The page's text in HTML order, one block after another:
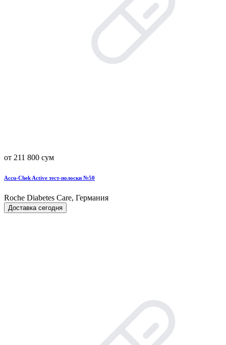
от 211 800 сум
Accu-Chek Active тест-полоски №50
Roche Diabetes Care, Германия
Доставка сегодня